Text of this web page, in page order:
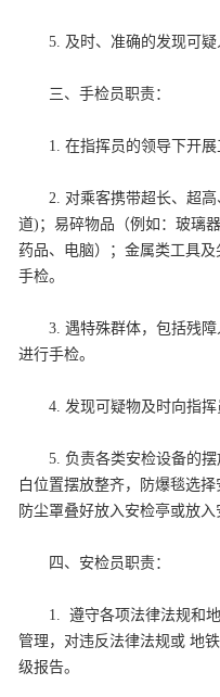
5. 及时、准确的发现可
三、手检员职责：
1. 在指挥员的领导下开展
2. 对乘客携带超长、超
道)；易碎物品（例如：玻璃
药品、电脑）；金属类工具
手检。
3. 遇特殊群体，包括残
进行手检。
4. 发现可疑物及时向指挥
5. 负责各类安检设备的
白位置摆放整齐，防爆毯选
防尘罩叠好放入安检亭或放
四、安检员职责：
1. 遵守各项法律法规和
管理 ，对违反法律法规或 地
级报告。